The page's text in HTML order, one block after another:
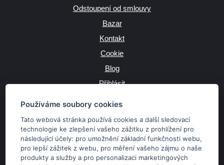
Používáme soubory cookies
Tato webová stránka používá cookies a další sledovací
technologie ke zlepšení vašeho zážitku z prohlížení pro
následující účely: pro umožnění základní funkčnosti webu,
pro lepší zážitek z webu, pro měření vašeho zájmu o naše
produkty a služby a pro personalizaci marketingových
Odstoupení od smlouvy
Bazar
Kontakt
Cookie
Blog
Přihlásit
JAZYK